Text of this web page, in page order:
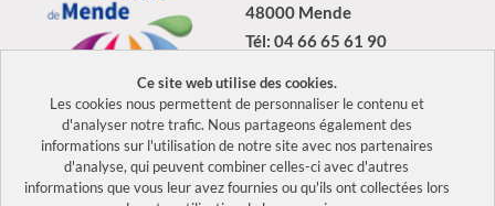
48000 Mende
Tél: 04 66 65 61 90
2026 Tous droits réservés Diocèse de Mende –Mentions légales
Politique de confidentialité
Ce site web utilise des cookies.
Les cookies nous permettent de personnaliser le contenu et
d'analyser notre trafic. Nous partageons également des
informations sur l'utilisation de notre site avec nos partenaires
d'analyse, qui peuvent combiner celles-ci avec d'autres
informations que vous leur avez fournies ou qu'ils ont collectées lors